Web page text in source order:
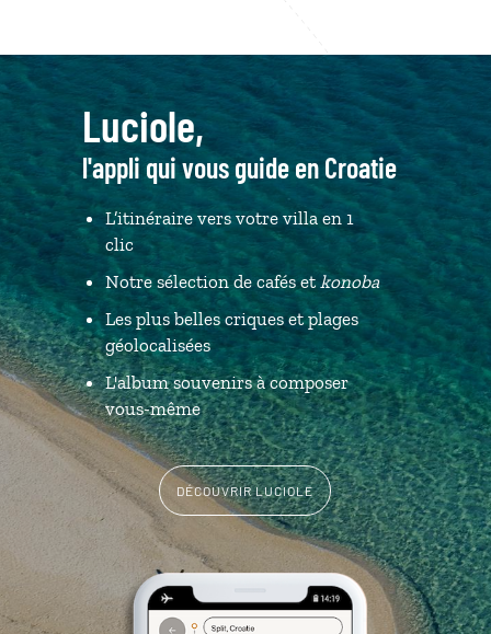
Luciole,
l'appli qui vous guide en Croatie
L’itinéraire vers votre villa en 1
clic
Notre sélection de cafés et konoba
Les plus belles criques et plages
géolocalisées
L'album souvenirs à composer
vous-même
DÉCOUVRIR LUCIOLE